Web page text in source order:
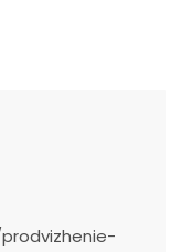
prodvizhenie-